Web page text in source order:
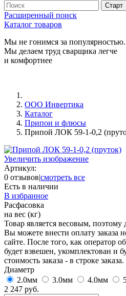
Расширенный поиск
Каталог товаров
Мы не гонимся за популярностью.
Мы делаем труд сварщика легче
и комфортнее
ООО Инвертика
Каталог
Припои и флюсы
Припой ЛОК 59-1-0,2
Увеличить изображение
Артикул:
0 отзывов|смотреть все
Есть в наличии
В избранное
Расфасовка
на вес (кг)
Товар является весовым, поэтому
Вы можете внести оплату заказа
сайте. После того, как оператор
будет взвешен, укомплектован и
стоимость заказа - в строке заказа.
Диаметр
2.0мм
3.0мм 4.0мм
2 247 руб.